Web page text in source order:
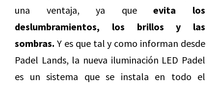
una ventaja, ya queevita los
deslumbramientos, los brillos y las
sombras. Y es que tal y como informan desde
Padel Lands, la nueva iluminación LED Padel
es un sistema que se instala en todo el